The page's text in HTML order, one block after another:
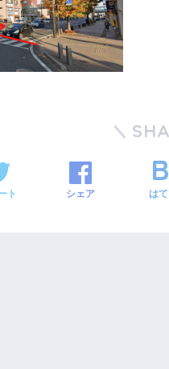
ト シェア は